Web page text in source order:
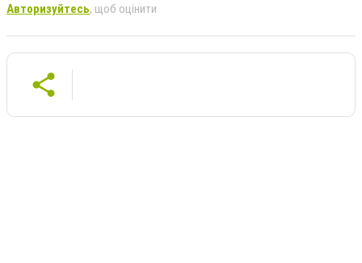
Авторизуйтесь, щоб оцінити